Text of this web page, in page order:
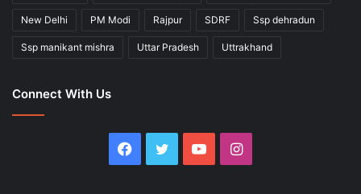
New Delhi PM Modi Rajpur SDRF Ssp dehradun
Ssp manikant mishra Uttar Pradesh Uttrakhand
Connect With Us
Facebook
Twitter YouTubeInstagram